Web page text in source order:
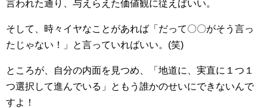
言われた通り、与えらえた価値観に従えばいい。
そして、時々イヤなことがあれば「だって〇〇がそう言っ
たじゃない！」と言っていればいい。(笑)
ところが、自分の内面を見つめ、「地道に、実直に１つ１
つ選択して進んでいる」ともう誰かのせいにできないんで
すよ！